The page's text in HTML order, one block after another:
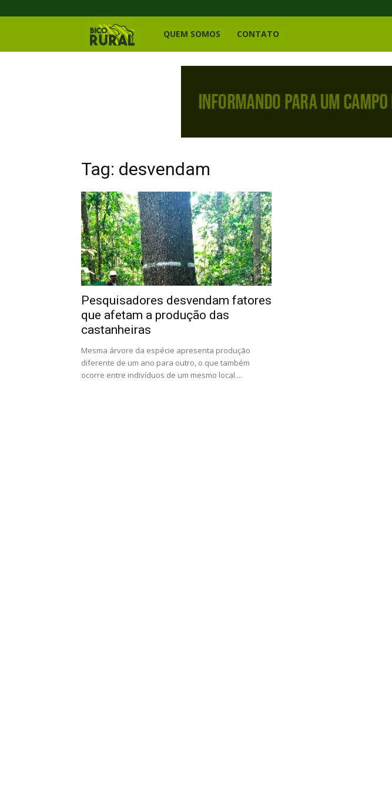
Bico
QUEM SOMOS CONTATO
Tag: desvendam
Pesquisadores desvendam fatores
que afetam a produção das
castanheiras
Mesma árvore da espécie apresenta produção
diferente de um ano para outro, o que também
ocorre entre indivíduos de um mesmo local....